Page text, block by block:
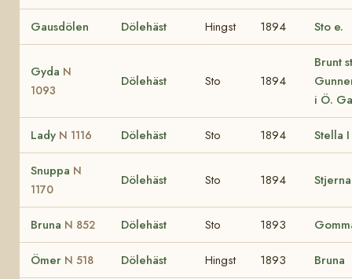
Gausdölen Dölehäst Hingst 1894 Sto e.
Gyda N
1093
Dölehäst Sto 1894
Brunt
i Ö.
Lady N 1116 Dölehäst Sto 1894 Stella I
Snuppa N
1170
Dölehäst Sto 1894
Bruna N 852 Dölehäst Sto 1893
Ömer N 518 Dölehäst Hingst 1893 Bruna